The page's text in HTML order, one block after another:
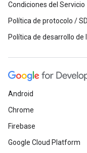
Condiciones del Servicio
Política de protocolo /
Política de desarrollo de
Android
Chrome
Firebase
Google Cloud Platform